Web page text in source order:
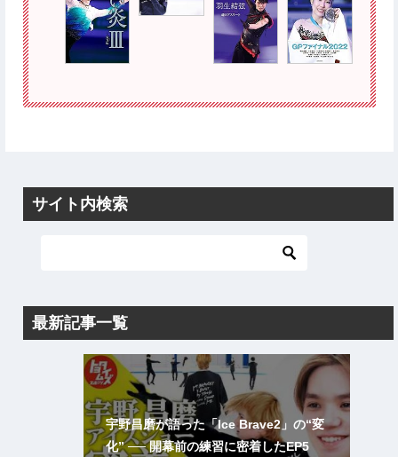
サイト内検索
最新記事一覧
宇野昌磨が語った「Ice Brave2」の“変
化” ── 開幕前の練習に密着したEP5